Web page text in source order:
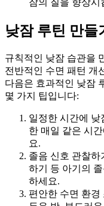
낮잠 루틴 만들
규칙적인 낮잠 습관을
전반적인 수면 패턴 개
다음은 효과적인 낮잠
몇 가지 팁입니다:
일정한 시간에 낮
한 매일 같은 시
요.
졸음 신호 관찰하
하기 등 아기의
하세요.
편안한 수면 환경